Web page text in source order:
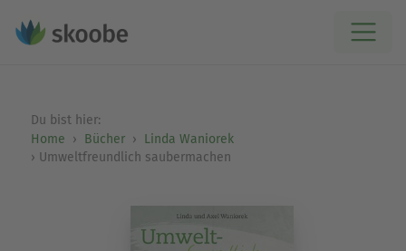
Du bist hier:
Home
Bücher
Linda Waniorek
Umweltfreundlich saubermachen